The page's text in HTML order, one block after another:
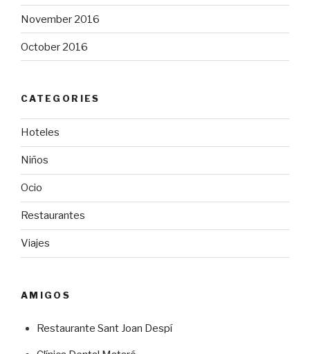
November 2016
October 2016
CATEGORIES
Hoteles
Niños
Ocio
Restaurantes
Viajes
AMIGOS
Restaurante Sant Joan Despí